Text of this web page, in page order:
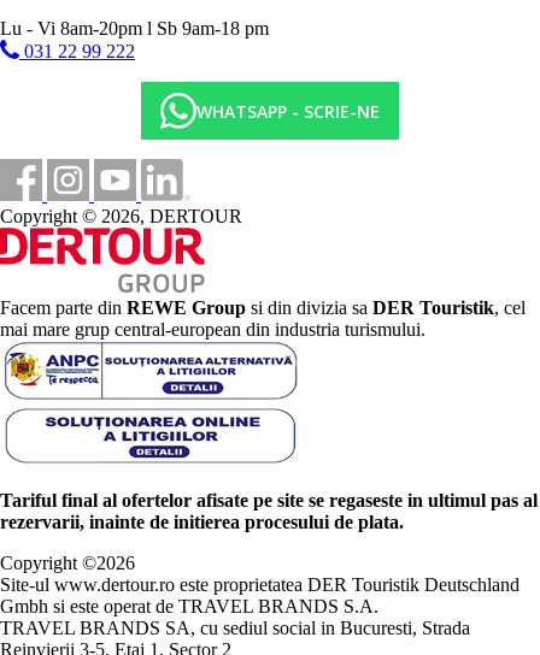
Lu - Vi 8am-20pm l Sb 9am-18 pm
031 22 99 222
WHATSAPP - SCRIE-NE
Copyright © 2026, DERTOUR
Facem parte din REWE Group si din divizia sa DER Touristik, cel
mai mare grup central-european din industria turismului.
Tariful final al ofertelor afisate pe site se regaseste in ultimul pas al
rezervarii, inainte de initierea procesului de plata.
Copyright ©2026
Site-ul www.dertour.ro este proprietatea DER Touristik Deutschland
Gmbh si este operat de TRAVEL BRANDS S.A.
TRAVEL BRANDS SA, cu sediul social in Bucuresti, Strada
Reinvierii 3-5, Etaj 1, Sector 2